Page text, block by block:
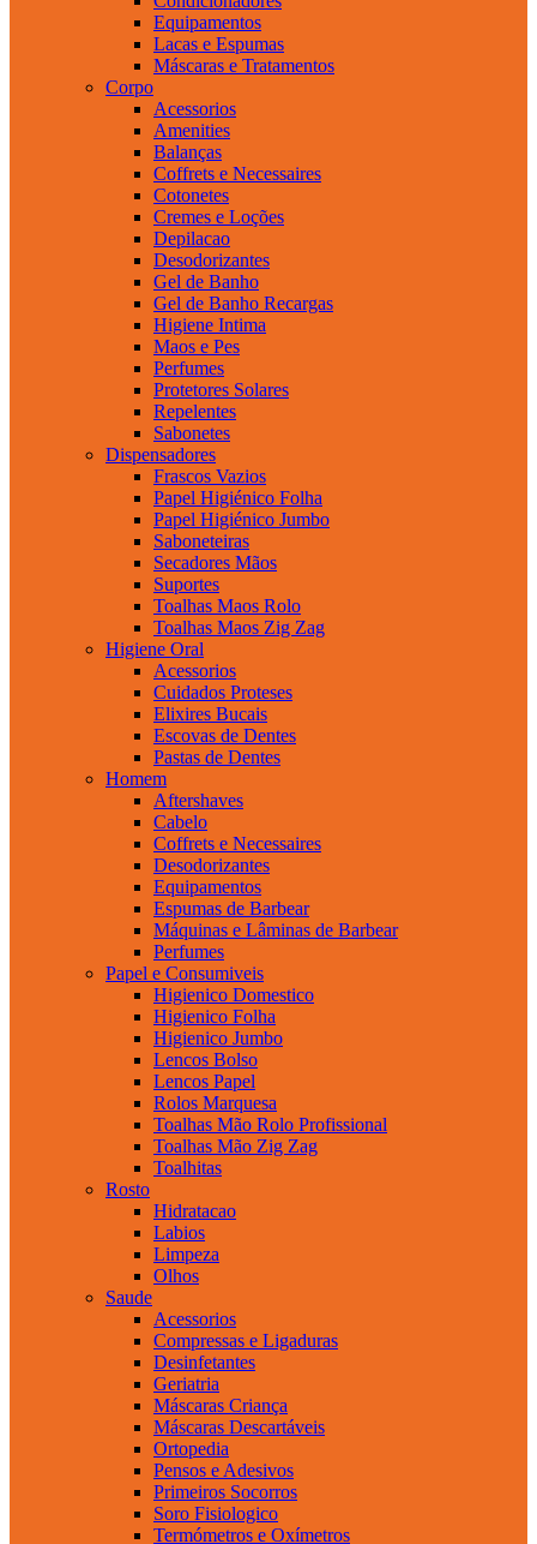
Equipamentos
Lacas e Espumas
Máscaras e Tratamentos
Corpo
Acessorios
Amenities
Balanças
Coffrets e Necessaires
Cotonetes
Cremes e Loções
Depilacao
Desodorizantes
Gel de Banho
Gel de Banho Recargas
Higiene Intima
Maos e Pes
Perfumes
Protetores Solares
Repelentes
Sabonetes
Dispensadores
Frascos Vazios
Papel Higiénico Folha
Papel Higiénico Jumbo
Saboneteiras
Secadores Mãos
Suportes
Toalhas Maos Rolo
Toalhas Maos Zig Zag
Higiene Oral
Acessorios
Cuidados Proteses
Elixires Bucais
Escovas de Dentes
Pastas de Dentes
Homem
Aftershaves
Cabelo
Coffrets e Necessaires
Desodorizantes
Equipamentos
Espumas de Barbear
Máquinas e Lâminas de Barbear
Perfumes
Papel e Consumiveis
Higienico Domestico
Higienico Folha
Higienico Jumbo
Lencos Bolso
Lencos Papel
Rolos Marquesa
Toalhas Mão Rolo Profissional
Toalhas Mão Zig Zag
Toalhitas
Rosto
Hidratacao
Labios
Limpeza
Olhos
Saude
Acessorios
Compressas e Ligaduras
Desinfetantes
Geriatria
Máscaras Criança
Máscaras Descartáveis
Ortopedia
Pensos e Adesivos
Primeiros Socorros
Soro Fisiologico
Termómetros e Oxímetros